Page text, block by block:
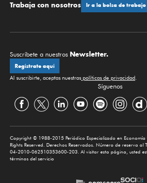
Trabaja con nosotros Ir a la bolsa de trabajo
Suscríbete a nuestros Newsletter.
Regístrate aquí
Al suscribirte, aceptas nuestras políticas de privacidad.
Síguenos
Copyright © 1988-2015 Periódico Especializado en Economía
Rights Reserved. Derechos Reservados. Número de reserva al
04-2010-062510353600-203. Al visitar esta página, usted
términos del servicio